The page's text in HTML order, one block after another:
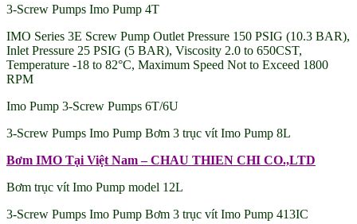
3-Screw Pumps Imo Pump 4T
IMO Series 3E Screw Pump Outlet Pressure 150 PSIG (10.3 BAR),
Inlet Pressure 25 PSIG (5 BAR), Viscosity 2.0 to 650CST,
Temperature -18 to 82°C, Maximum Speed ​​Not to Exceed 1800
RPM
Imo Pump 3-Screw Pumps 6T/6U
3-Screw Pumps Imo Pump Bơm 3 trục vít Imo Pump 8L
Bơm IMO Tại Việt Nam – CHAU THIEN CHI CO.,LTD
Bơm trục vít Imo Pump model 12L
3-Screw Pumps Imo Pump Bơm 3 trục vít Imo Pump 413IC